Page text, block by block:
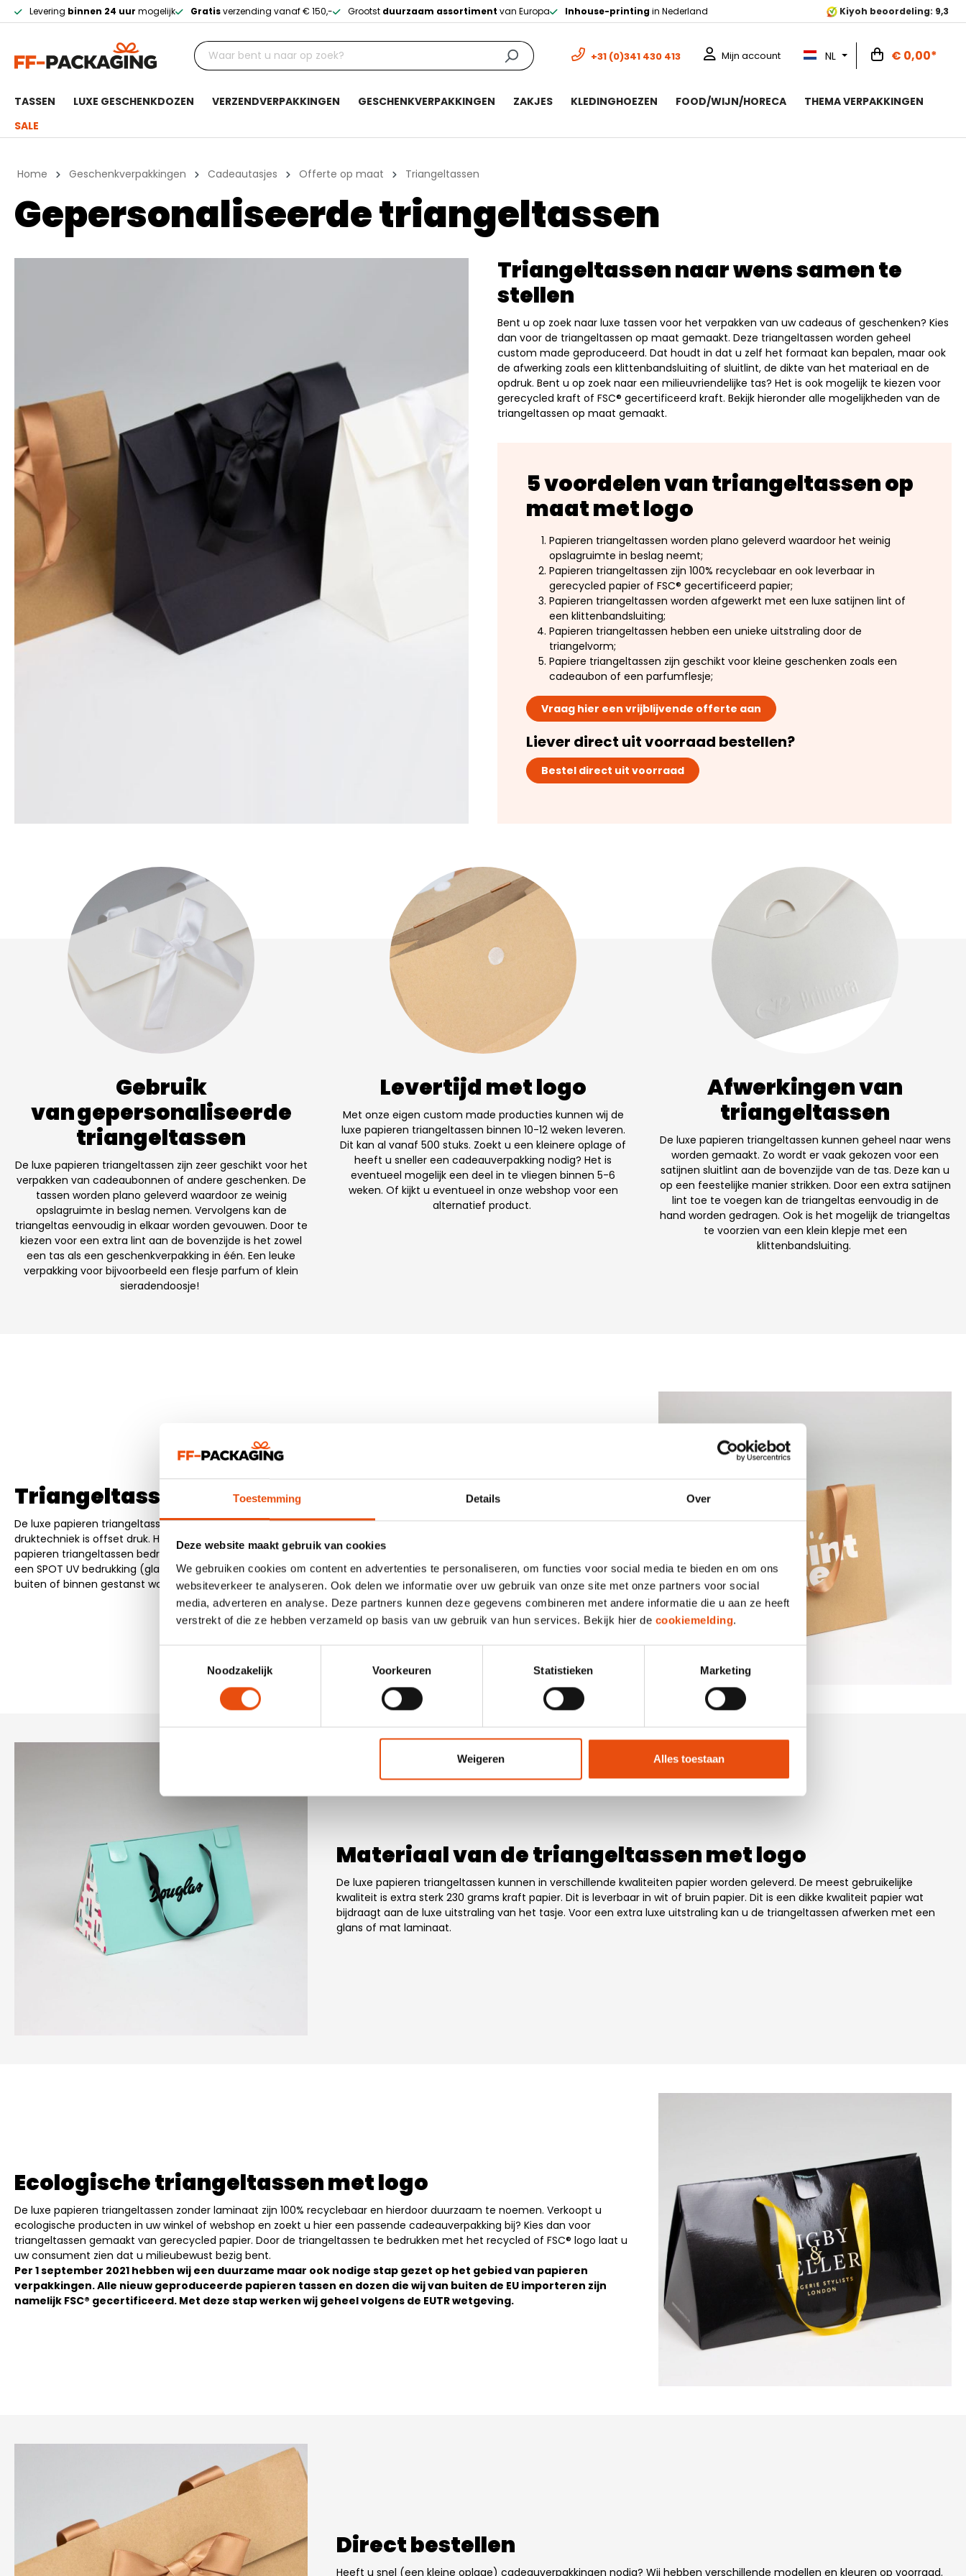
Toestemming Details Over
Deze website maakt gebruik van cookies
We gebruiken cookies om content en advertenties te personaliseren, om functies voor social media te bieden en om ons
websiteverkeer te analyseren. Ook delen we informatie over uw gebruik van onze site met onze partners voor social
media, adverteren en analyse. Deze partners kunnen deze gegevens combineren met andere informatie die u aan ze heeft
verstrekt of die ze hebben verzameld op basis van uw gebruik van hun services. Bekijk hier de cookiemelding.
Noodzakelijk
Voorkeuren Statistieken Marketing
Weigeren Alles toestaan
Levering binnen 24 uur mogelijk Gratisverzending vanaf € 150,- Grootst duurzaam assortiment van Europa Inhouse-printingin Nederland Kiyoh beoordeling: 9,3
+31 (0)341 430 413 Mijn account NL € 0,00*
TASSEN LUXE GESCHENKDOZEN VERZENDVERPAKKINGEN GESCHENKVERPAKKINGEN ZAKJES KLEDINGHOEZEN FOOD/WIJN/HORECA
THEMA VERPAKKINGEN
SALE
Home Geschenkverpakkingen Cadeautasjes Offerte op maat Triangeltassen
Gepersonaliseerde triangeltassen
Triangeltassen naar wens samen te
stellen
Bent u op zoek naar luxe tassen voor het verpakken van uw cadeaus of geschenken? Kies
dan voor de triangeltassen op maat gemaakt. Deze triangeltassen worden geheel
custom made geproduceerd. Dat houdt in dat u zelf het formaat kan bepalen, maar ook
de afwerking zoals een klittenbandsluiting of sluitlint, de dikte van het materiaal en de
opdruk. Bent u op zoek naar een milieuvriendelijke tas? Het is ook mogelijk te kiezen voor
gerecycled kraft of FSC® gecertificeerd kraft. Bekijk hieronder alle mogelijkheden van de
triangeltassen op maat gemaakt.
5 voordelen van triangeltassen op
maat met logo
Papieren triangeltassen worden plano geleverd waardoor het weinig
opslagruimte in beslag neemt;
Papieren triangeltassen zijn 100% recyclebaar en ook leverbaar in
gerecycled papier of FSC® gecertificeerd papier;
Papieren triangeltassen worden afgewerkt met een luxe satijnen lint of
een klittenbandsluiting;
Papieren triangeltassen hebben een unieke uitstraling door de
triangelvorm;
Papiere triangeltassen zijn geschikt voor kleine geschenken zoals een
cadeaubon of een parfumflesje;
Vraag hier een vrijblijvende offerte aan
Liever direct uit voorraad bestellen?
Bestel direct uit voorraad
Gebruik
van gepersonaliseerde
triangeltassen
De luxe papieren triangeltassen zijn zeer geschikt voor het
verpakken van cadeaubonnen of andere geschenken. De
tassen worden plano geleverd waardoor ze weinig
opslagruimte in beslag nemen. Vervolgens kan de
triangeltas eenvoudig in elkaar worden gevouwen. Door te
kiezen voor een extra lint aan de bovenzijde is het zowel
een tas als een geschenkverpakking in één. Een leuke
verpakking voor bijvoorbeeld een flesje parfum of klein
sieradendoosje!
Levertijd met logo
Met onze eigen custom made producties kunnen wij de
luxe papieren triangeltassen binnen 10-12 weken leveren.
Dit kan al vanaf 500 stuks. Zoekt u een kleinere oplage of
heeft u sneller een cadeauverpakking nodig? Het is
eventueel mogelijk een deel in te vliegen binnen 5-6
weken. Of kijkt u eventueel in onze webshop voor een
alternatief product.
Afwerkingen van
triangeltassen
De luxe papieren triangeltassen kunnen geheel naar wens
worden gemaakt. Zo wordt er vaak gekozen voor een
satijnen sluitlint aan de bovenzijde van de tas. Deze kan u
op een feestelijke manier strikken. Door een extra satijnen
lint toe te voegen kan de triangeltas eenvoudig in de
hand worden gedragen. Ook is het mogelijk de triangeltas
te voorzien van een klein klepje met een
klittenbandsluiting.
Triangeltassen met opdruk
De luxe papieren triangeltassen zijn zowel in PANTONE® kleuren als in full colour te bedrukken. De meest gebruikte
druktechniek is offset druk. Hierbij is een bedrukking rondom en aflopend geen enkel probleem. Ook kunnen wij de
papieren triangeltassen bedrukken met speciale effecten zoals een hotstamp bedrukking (ook wel foliedruk genoemd),
een SPOT UV bedrukking (glanzend laklaagje) of met een embossing/debossing waarbij een deel van de bedrukking naar
buiten of binnen gestanst wordt waardoor een reliëf ontstaat.
Materiaal van de triangeltassen met logo
De luxe papieren triangeltassen kunnen in verschillende kwaliteiten papier worden geleverd. De meest gebruikelijke
kwaliteit is extra sterk 230 grams kraft papier. Dit is leverbaar in wit of bruin papier. Dit is een dikke kwaliteit papier wat
bijdraagt aan de luxe uitstraling van het tasje. Voor een extra luxe uitstraling kan u de triangeltassen afwerken met een
glans of mat laminaat.
Ecologische triangeltassen met logo
De luxe papieren triangeltassen zonder laminaat zijn 100% recyclebaar en hierdoor duurzaam te noemen. Verkoopt u
ecologische producten in uw winkel of webshop en zoekt u hier een passende cadeauverpakking bij? Kies dan voor
triangeltassen gemaakt van gerecycled papier. Door de triangeltassen te bedrukken met het recycled of FSC® logo laat u
uw consument zien dat u milieubewust bezig bent.
Per 1 september 2021 hebben wij een duurzame maar ook nodige stap gezet op het gebied van papieren
verpakkingen. Alle nieuw geproduceerde papieren tassen en dozen die wij van buiten de EU importeren zijn
namelijk FSC® gecertificeerd. Met deze stap werken wij geheel volgens de EUTR wetgeving.
Direct bestellen
Heeft u snel (een kleine oplage) cadeauverpakkingen nodig? Wij hebben verschillende modellen en kleuren op voorraad.